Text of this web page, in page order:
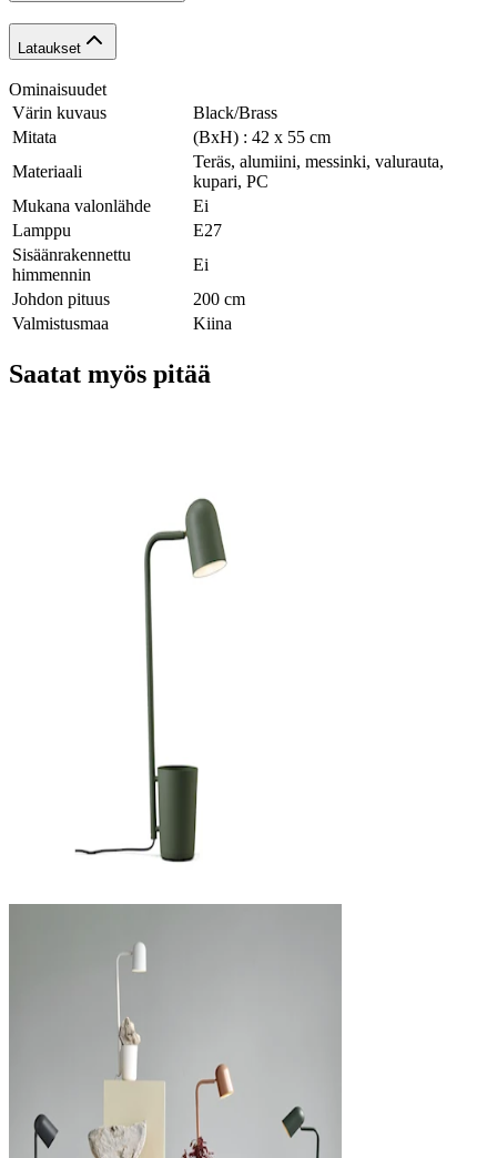
Lataukset
Ominaisuudet
Värin kuvaus
Black/Brass
Mitata
(BxH) : 42 x 55 cm
Materiaali
Teräs, alumiini, messinki, valurauta,
kupari, PC
Mukana valonlähde
Ei
Lamppu
E27
Sisäänrakennettu
himmennin
Ei
Johdon pituus
200 cm
Valmistusmaa
Kiina
Saatat myös pitää